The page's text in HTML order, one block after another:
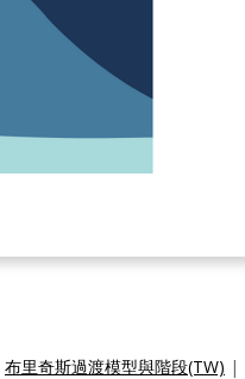
布里奇斯過渡模型與階段(TW) |